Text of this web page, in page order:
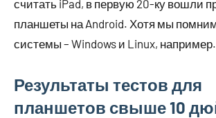
считать iPad, в первую 20-ку вошли
планшеты на Android. Хотя мы
системы – Windows и Linux, например.
Результаты тестов для
планшетов свыше 10